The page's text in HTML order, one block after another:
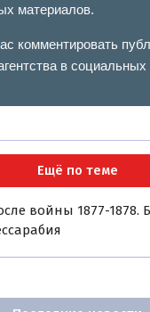
материалов.
комментировать
в социальных
Ещё по теме
войны 1877-1878.